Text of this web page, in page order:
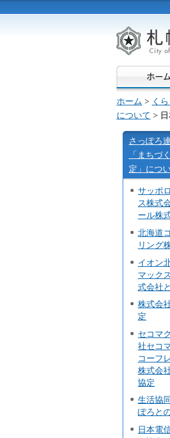
札幌市
ホーム > く
について >
さっぽろ
「まちづ
定」につ
サッポ
ス株式
ール株
北海道
リング
イオン
マック
式会社
株式会
定
セコマ
社セコ
コーフ
株式会
協定
生活協
ぽろと
日本電